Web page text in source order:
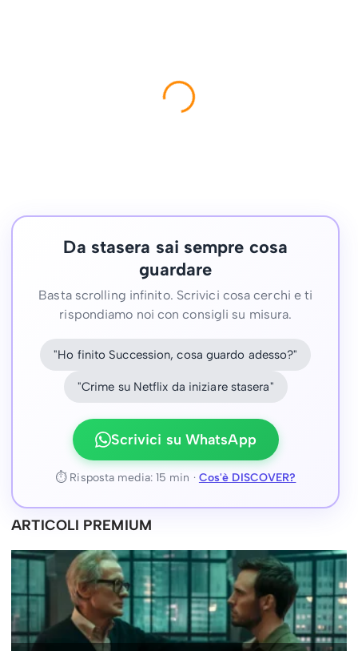
Scrubs 10×01 – La recensione: un ritorno
semplicemente magico
26 Marzo 2026 Vincenzo Galdieri
Salva l’articoloQuando Scrubs ci ha lasciati, nel 2010,
quasi nessuno ha storto il naso. A quasi nessuno è
dispiaciuto davvero. Ed è incredibile a pensarci,…